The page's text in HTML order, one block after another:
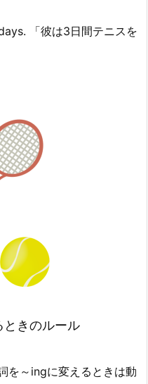
「彼は3日間テニスを
きのルール
を～ingに変えるときは動